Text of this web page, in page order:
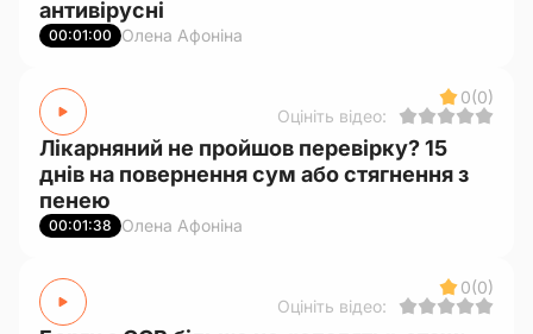
антивірусні
00:01:00 Олена Афоніна
0(0)
Оцініть відео:
Лікарняний не пройшов перевірку? 15
днів на повернення сум або стягнення з
пенею
00:01:38 Олена Афоніна
0(0)
Оцініть відео: